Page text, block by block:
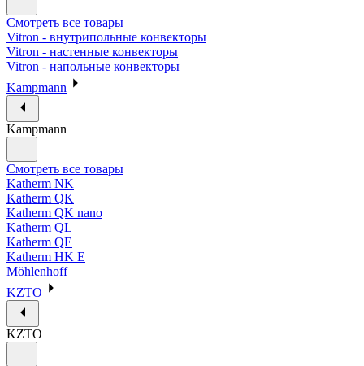
Смотреть все товары
Vitron - внутрипольные конвекторы
Vitron - настенные конвекторы
Vitron - напольные конвекторы
Kampmann
Kampmann
Смотреть все товары
Katherm NK
Katherm QK
Katherm QK nano
Katherm QL
Katherm QE
Katherm HK E
Möhlenhoff
KZTO
KZTO